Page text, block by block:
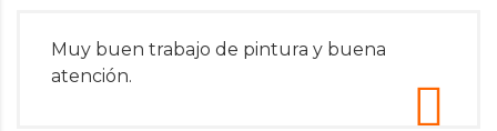
Muy buen trabajo de pintura y buena
atención.